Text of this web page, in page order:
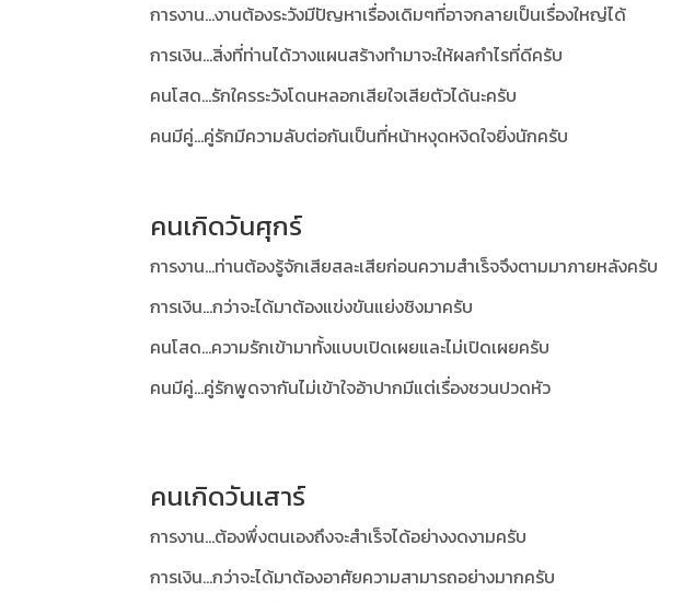
การงาน...งานต้องระวังมีปัญหาเรื่องเดิมๆที่อาจกลายเป็นเรื่องใหญ่ได้
การเงิน...สิ่งที่ท่านได้วางแผนสร้างทำมาจะให้ผลกำไรที่ดีครับ
คนโสด...รักใครระวังโดนหลอกเสียใจเสียตัวได้นะครับ
คนมีคู่...คู่รักมีความลับต่อกันเป็นที่หน้าหงุดหงิดใจยิ่งนักครับ
คนเกิดวันศุกร์
การงาน...ท่านต้องรู้จักเสียสละเสียก่อนความสำเร็จจึงตามมาภายหลังครับ
การเงิน...กว่าจะได้มาต้องแข่งขันแย่งชิงมาครับ
คนโสด...ความรักเข้ามาทั้งแบบเปิดเผยและไม่เปิดเผยครับ
คนมีคู่...คู่รักพูดจากันไม่เข้าใจอ้าปากมีแต่เรื่องชวนปวดหัว
คนเกิดวันเสาร์
การงาน...ต้องพึ่งตนเองถึงจะสำเร็จได้อย่างงดงามครับ
การเงิน...กว่าจะได้มาต้องอาศัยความสามารถอย่างมากครับ